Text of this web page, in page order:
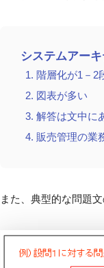
システムアー
階層化が1－2
図表が多い
解答は文中に
販売管理の業
また、典型的な問題